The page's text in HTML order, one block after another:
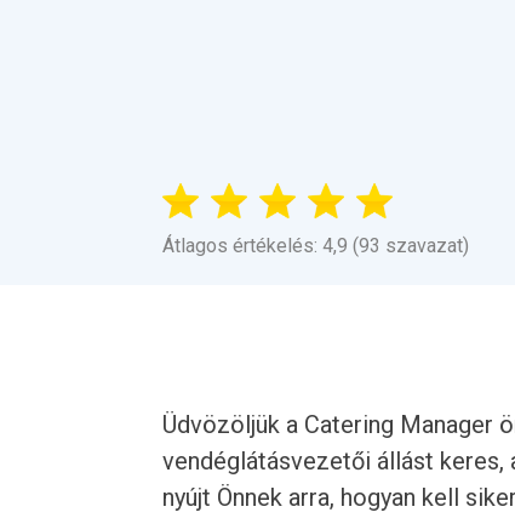
Átlagos értékelés: 4,9 (93 szavazat)
Üdvözöljük a Catering Manager
vendéglátásvezetői állást
nyújt Önnek arra, hogyan kell